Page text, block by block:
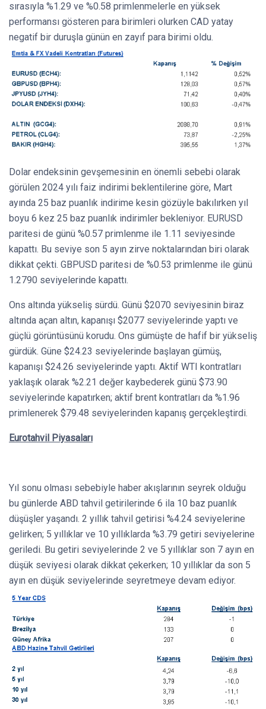
sırasıyla %1.29 ve %0.58 primlenmelerle en yüksek
performansı gösteren para birimleri olurken CAD yatay
negatif bir duruşla günün en zayıf para birimi oldu.
Dolar endeksinin gevşemesinin en önemli sebebi olarak
görülen 2024 yılı faiz indirimi beklentilerine göre, Mart
ayında 25 baz puanlık indirime kesin gözüyle bakılırken yıl
boyu 6 kez 25 baz puanlık indirimler bekleniyor. EURUSD
paritesi de günü %0.57 primlenme ile 1.11 seviyesinde
kapattı. Bu seviye son 5 ayın zirve noktalarından biri olarak
dikkat çekti. GBPUSD paritesi de %0.53 primlenme ile günü
1.2790 seviyelerinde kapattı.
Ons altında yükseliş sürdü. Günü $2070 seviyesinin biraz
altında açan altın, kapanışı $2077 seviyelerinde yaptı ve
güçlü görüntüsünü korudu. Ons gümüşte de hafif bir yükseliş
gürdük. Güne $24.23 seviyelerinde başlayan gümüş,
kapanışı $24.26 seviyelerinde yaptı. Aktif WTI kontratları
yaklaşık olarak %2.21 değer kaybederek günü $73.90
seviyelerinde kapatırken; aktif brent kontratları da %1.96
primlenerek $79.48 seviyelerinden kapanış gerçekleştirdi.
Eurotahvil Piyasaları
Yıl sonu olması sebebiyle haber akışlarının seyrek olduğu
bu günlerde ABD tahvil getirilerinde 6 ila 10 baz puanlık
düşüşler yaşandı. 2 yıllık tahvil getirisi %4.24 seviyelerine
gelirken; 5 yıllıklar ve 10 yıllıklarda %3.79 getiri seviyelerine
geriledi. Bu getiri seviyelerinde 2 ve 5 yıllıklar son 7 ayın en
düşük seviyesi olarak dikkat çekerken; 10 yıllıklar da son 5
ayın en düşük seviyelerinde seyretmeye devam ediyor.